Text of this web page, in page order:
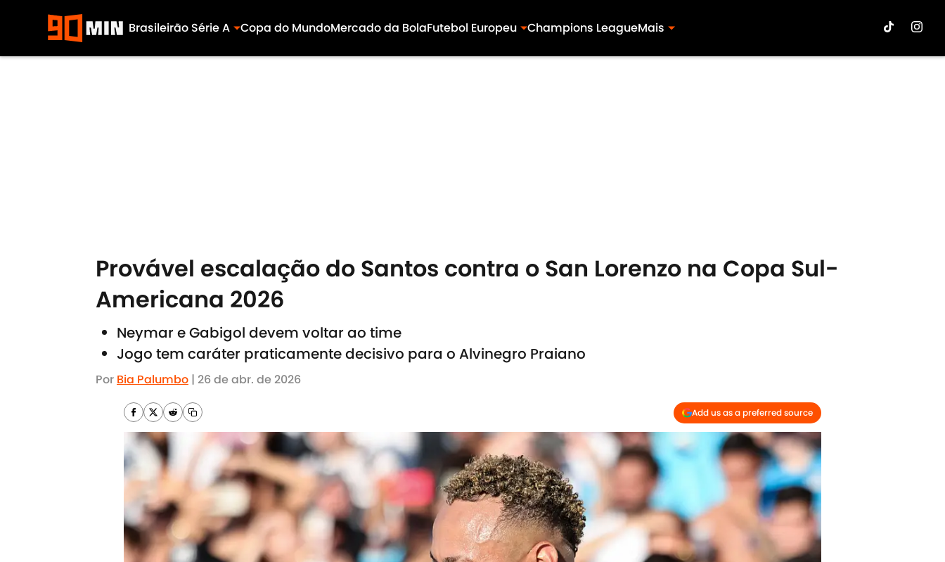
Brasileirão Série A Copa do MundoMercado da BolaFutebol Europeu Champions LeagueMais
Provável escalação do Santos contra o San Lorenzo na Copa Sul-
Americana 2026
Neymar e Gabigol devem voltar ao time
Jogo tem caráter praticamente decisivo para o Alvinegro Praiano
Por Bia Palumbo | 26 de abr. de 2026
Add us as a preferred source